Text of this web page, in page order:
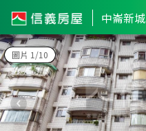
中崙新城
圖片 1/10